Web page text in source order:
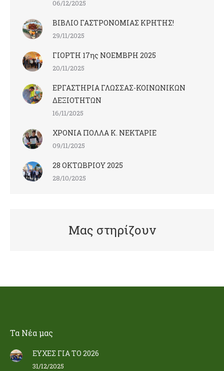
06/12/2025
ΒΙΒΛΙΟ ΓΑΣΤΡΟΝΟΜΙΑΣ ΚΡΗΤΗΣ!
29/11/2025
ΓΙΟΡΤΗ 17ης ΝΟΕΜΒΡΗ 2025
20/11/2025
ΕΡΓΑΣΤΗΡΙΑ ΓΛΩΣΣΑΣ-ΚΟΙΝΩΝΙΚΩΝ
ΔΕΞΙΟΤΗΤΩΝ
16/11/2025
ΧΡΟΝΙΑ ΠΟΛΛΑ Κ. ΝΕΚΤΑΡΙΕ
09/11/2025
28 ΟΚΤΩΒΡΙΟΥ 2025
28/10/2025
Μας στηρίζουν
Τα Nέα μας
ΕΥΧΕΣ ΓΙΑ ΤΟ 2026
31/12/2025